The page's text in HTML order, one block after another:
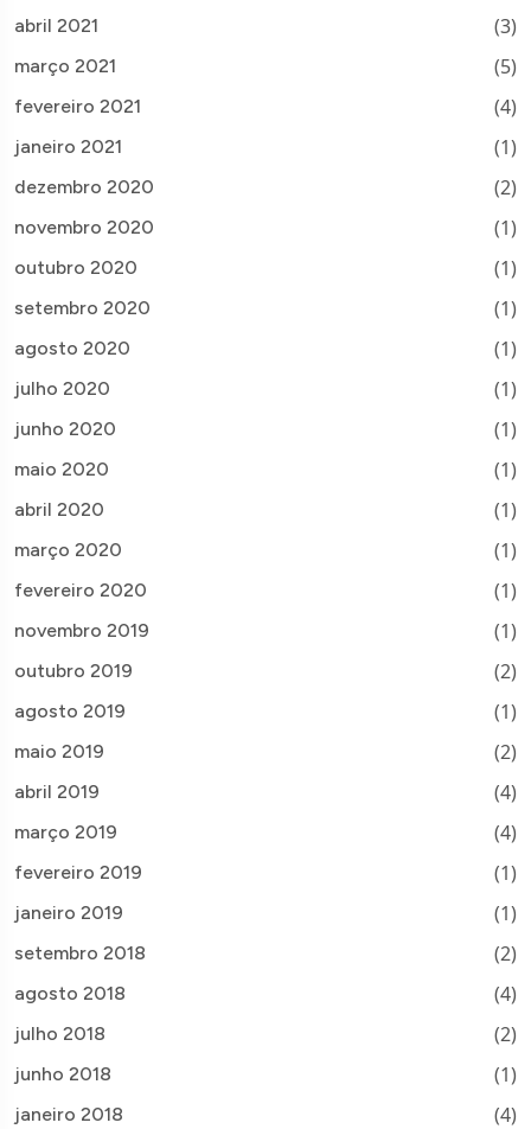
abril 2021 (3)
março 2021 (5)
fevereiro 2021 (4)
janeiro 2021 (1)
dezembro 2020 (2)
novembro 2020 (1)
outubro 2020 (1)
setembro 2020 (1)
agosto 2020 (1)
julho 2020 (1)
junho 2020 (1)
maio 2020 (1)
abril 2020 (1)
março 2020 (1)
fevereiro 2020 (1)
novembro 2019 (1)
outubro 2019 (2)
agosto 2019 (1)
maio 2019 (2)
abril 2019 (4)
março 2019 (4)
fevereiro 2019 (1)
janeiro 2019 (1)
setembro 2018 (2)
agosto 2018 (4)
julho 2018 (2)
junho 2018 (1)
janeiro 2018 (4)